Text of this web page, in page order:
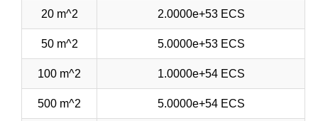
20 m^2 2.0000e+53 ECS
50 m^2 5.0000e+53 ECS
100 m^2 1.0000e+54 ECS
500 m^2 5.0000e+54 ECS